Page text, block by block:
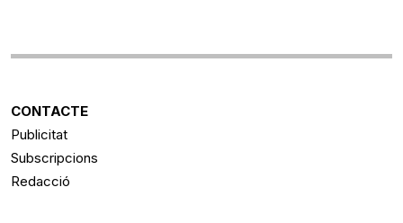
CONTACTE
Publicitat
Subscripcions
Redacció